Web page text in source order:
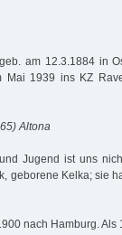
am 12.3.1884 in
Mai 1939 ins KZ
Altona
Jugend ist uns
geborene Kelka; sie
nach Hamburg.